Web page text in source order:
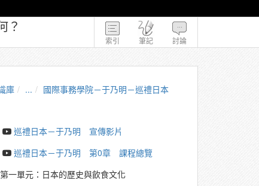
索引 筆記 討論
？
庫 ... 國際事務學院－于乃明－巡禮日本
巡禮日本－于乃明 宣傳影片
巡禮日本－于乃明 第0章 課程總覽
第一單元：日本的歷史與飲食文化